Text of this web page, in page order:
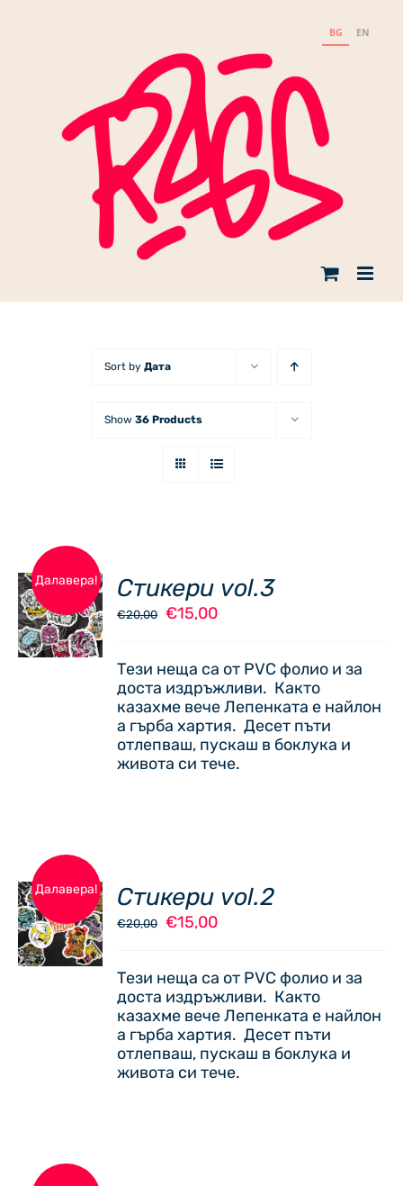
BG EN
Sort by Дата
Show 36 Products
Далавера!
ДОБАВЯНЕ
КОЛИЧКАТА
/
ДЕТАЙЛИ
Стикери vol.3
€20,00 Original
€20,00.
€15,00Текущата
€15,00.
Тези неща са от PVC фолио и за
доста издръжливи. Както
казахме вече Лепенката е найлон
а гърба хартия. Десет пъти
отлепваш, пускаш в боклука и
живота си тече.
Далавера!
ДОБАВЯНЕ
КОЛИЧКАТА
/
ДЕТАЙЛИ
Стикери vol.2
€20,00 Original
€20,00.
€15,00Текущата
€15,00.
Тези неща са от PVC фолио и за
доста издръжливи. Както
казахме вече Лепенката е найлон
а гърба хартия. Десет пъти
отлепваш, пускаш в боклука и
живота си тече.